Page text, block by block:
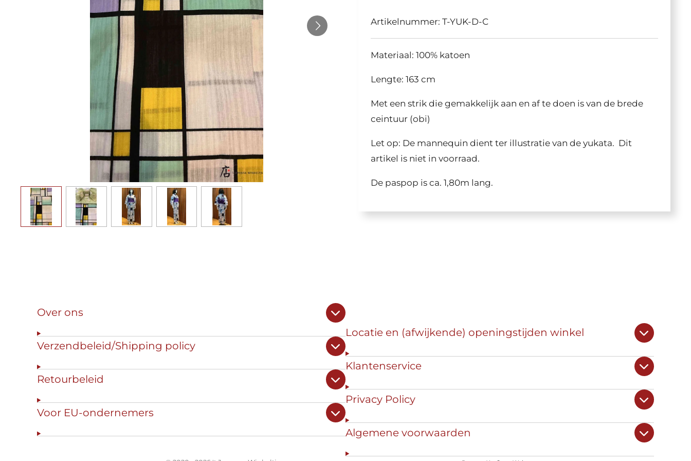
Artikelnummer: T-YUK-D-C
Materiaal: 100% katoen
Lengte: 163 cm
Met een strik die gemakkelijk aan en af te doen is van de brede
ceintuur (obi)
Let op: De mannequin dient ter illustratie van de yukata. Dit
artikel is niet in voorraad.
De paspop is ca. 1,80m lang.
Over ons
Verzendbeleid/Shipping policy
Retourbeleid
Voor EU-ondernemers
Locatie en (afwijkende) openingstijden winkel
Klantenservice
Privacy Policy
Algemene voorwaarden